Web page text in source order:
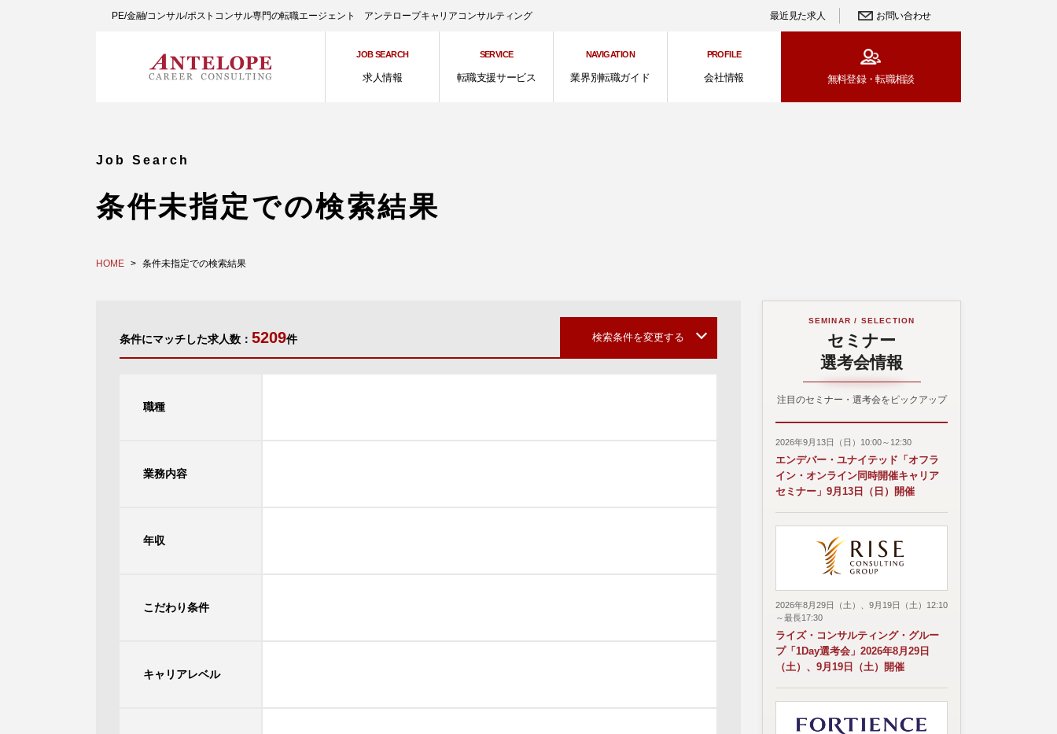
PE/金融/コンサル/ポストコンサル専門の転職エージェント アンテロープキャリアコンサルティング 最近見た求人 お問い合わせ
JOB SEARCH
求人情報
SERVICE
転職支援サービス
NAVIGATION
業界別転職ガイド
PROFILE
会社情報 無料登録・転職相談
Job Search
条件未指定での検索結果
HOME 条件未指定での検索結果
条件にマッチした求人数： 5209件 検索条件を変更する
職種
業務内容
年収
こだわり条件
キャリアレベル
SEMINAR / SELECTION
セミナー
選考会情報
注目のセミナー・選考会をピックアップ
2026年9月13日（日）10:00～12:30
エンデバー・ユナイテッド「オフラ
イン・オンライン同時開催キャリア
セミナー」9月13日（日）開催
2026年8月29日（土）、9月19日（土）12:10
～最長17:30
ライズ・コンサルティング・グルー
プ「1Day選考会」2026年8月29日
（土）、9月19日（土）開催